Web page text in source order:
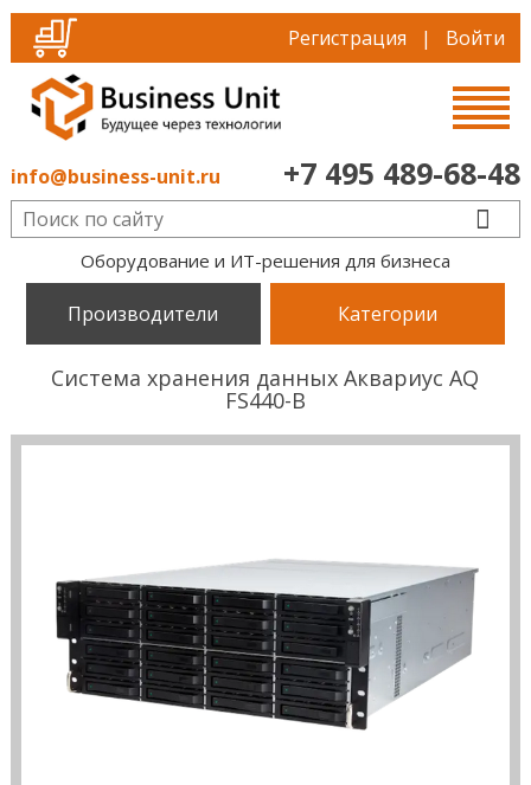
Регистрация | Войти
info@business-unit.ru +7 495 489-68-48
Оборудование и ИТ-решения для бизнеса
Производители Категории
Система хранения данных Аквариус AQ
FS440-B